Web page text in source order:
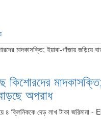
কিশোরদের
অপরাধ